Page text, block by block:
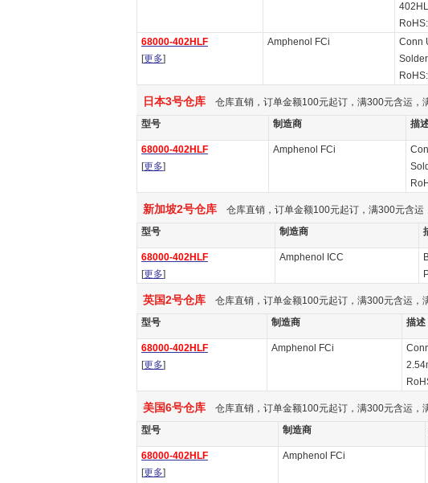
68000-402HLF
[更多]
Amphenol FCi
Conn
日本3号仓库 仓库直销，订单金额100元起订，满300元含运，
型号
制造商 描
68000-402HLF
[更多]
Amphenol FCi
新加坡2号仓库 仓库直销，订单金额100元起订，满300元含运
型号
制造商
68000-402HLF
[更多]
Amphenol ICC
英国2号仓库 仓库直销，订单金额100元起订，满300元含运，
型号
制造商 描述
68000-402HLF
[更多]
Amphenol FCi
美国6号仓库 仓库直销，订单金额100元起订，满300元含运，
型号
制造商
68000-402HLF
[更多]
Amphenol FCi